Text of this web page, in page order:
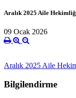
Aralık 2025 Aile
09 Ocak 2026
Aralık 2025 Aile
Bilgilendirme